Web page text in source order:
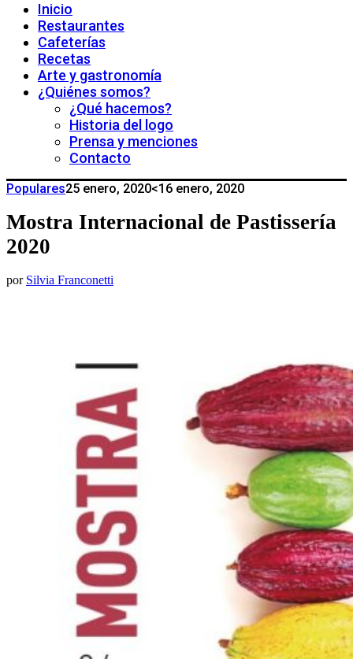
Inicio
Restaurantes
Cafeterías
Recetas
Arte y gastronomía
¿Quiénes somos?
¿Qué hacemos?
Historia del logo
Prensa y menciones
Contacto
Populares25 enero, 2020<16 enero, 2020
Mostra Internacional de Pastissería
2020
por Silvia Franconetti